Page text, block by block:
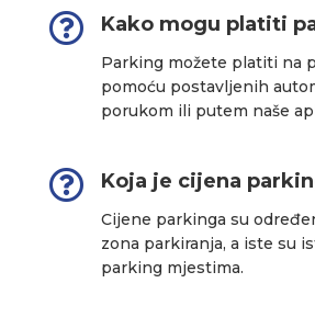
 Kako mogu platiti
Parking možete platiti na
pomoću postavljenih
porukom ili putem naše
 Koja je cijena
Cijene parkinga su
zona parkiranja, a iste su
parking mjestima.